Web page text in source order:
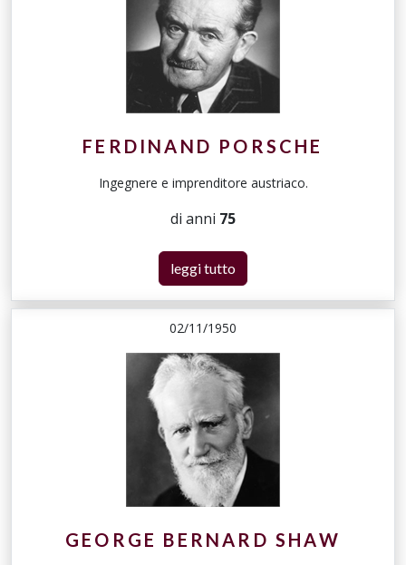
FERDINAND PORSCHE
Ingegnere e imprenditore austriaco.
di anni 75
leggi tutto
02/11/1950
GEORGE BERNARD SHAW